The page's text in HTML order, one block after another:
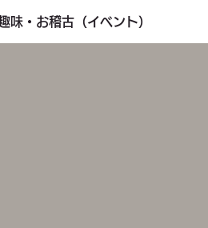
味・お稽古（イベント）